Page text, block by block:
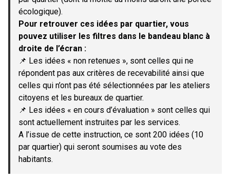
écologique).
Pour retrouver ces idées par quartier, vous
pouvez utiliser les filtres dans le bandeau blanc à
droite de l’écran :
📌 Les idées « non retenues », sont celles qui ne
répondent pas aux critères de recevabilité ainsi que
celles qui n’ont pas été sélectionnées par les ateliers
citoyens et les bureaux de quartier.
📌 Les idées « en cours d’évaluation » sont celles qui
sont actuellement instruites par les services.
A l’issue de cette instruction, ce sont 200 idées (10
par quartier) qui seront soumises au vote des
habitants.